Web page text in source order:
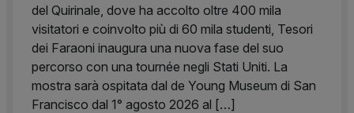
del Quirinale, dove ha accolto oltre 400 mila
visitatori e coinvolto più di 60 mila studenti, Tesori
dei Faraoni inaugura una nuova fase del suo
percorso con una tournée negli Stati Uniti. La
mostra sarà ospitata dal de Young Museum di San
Francisco dal 1° agosto 2026 al […]